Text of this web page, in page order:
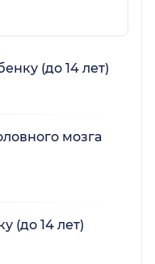
(до 14 лет)
мозга
(до 14 лет)